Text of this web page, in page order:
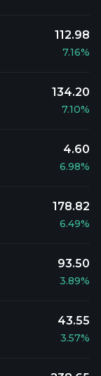
112.98
7.16%
134.20
7.10%
4.60
6.98%
178.82
6.49%
93.50
3.89%
43.55
3.57%